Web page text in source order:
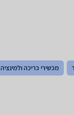
מכשירי כריכה ולמינציה